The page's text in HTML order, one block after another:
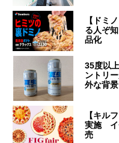
【ドミ
る人ぞ
品化
35度以
ントリ
外な背景
【キル
実施 イ
売